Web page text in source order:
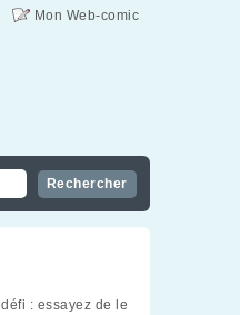
Mon Web-comic
défi : essayez de le